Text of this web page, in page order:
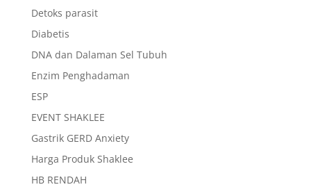
Detoks parasit
Diabetis
DNA dan Dalaman Sel Tubuh
Enzim Penghadaman
ESP
EVENT SHAKLEE
Gastrik GERD Anxiety
Harga Produk Shaklee
HB RENDAH